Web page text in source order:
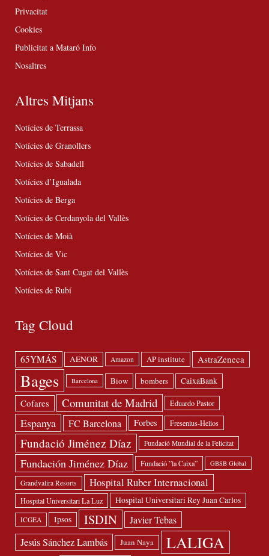
Privacitat
Cookies
Publicitat a Mataró Info
Nosaltres
Altres Mitjans
Notícies de Terrassa
Notícies de Granollers
Notícies de Sabadell
Notícies d’Igualada
Notícies de Berga
Notícies de Cerdanyola del Vallès
Notícies de Moià
Notícies de Vic
Notícies de Sant Cugat del Vallès
Notícies de Rubí
Tag Cloud
65YMÁS AENOR Amazon AP institute AstraZeneca
Bages Barcelona Biow bombers CaixaBank
Cofares Comunitat de Madrid Eduardo Pastor
Espanya FC Barcelona Forbes Fresenius-Helios
Fundació Jiménez Díaz Fundació Mundial de la Felicitat
Fundación Jiménez Díaz Fundació ”la Caixa” GBSB Global
Grandvalira Resorts Hospital Ruber Internacional
Hospital Universitari La Luz Hospital Universitari Rey Juan Carlos
ICGEA Ipsos ISDIN Javier Tebas
Jesús Sánchez Lambás Juan Naya LALIGA